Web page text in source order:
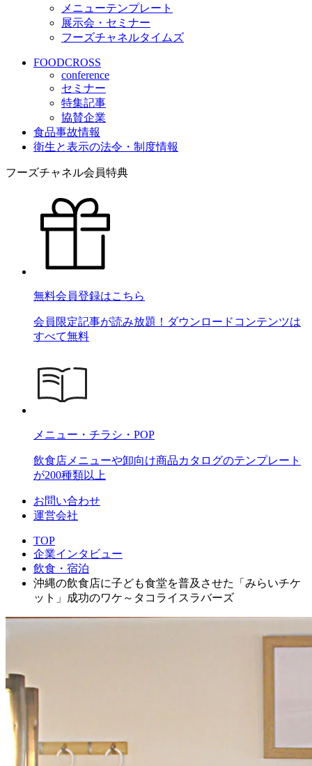
メニューテンプレート
展示会・セミナー
フーズチャネルタイムズ
FOODCROSS
conference
セミナー
特集記事
協賛企業
食品事故情報
衛生と表示の法令・制度情報
フーズチャネル会員特典
無料会員登録はこちら
会員限定記事が読み放題！ダウンロードコンテンツは
すべて無料
メニュー・チラシ・POP
飲食店メニューや卸向け商品カタログのテンプレート
が200種類以上
お問い合わせ
運営会社
TOP
企業インタビュー
飲食・宿泊
沖縄の飲食店に子ども食堂を普及させた「みらいチケ
ット」成功のワケ～タコライスラバーズ